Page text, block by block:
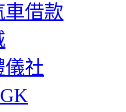
車借款
儀社